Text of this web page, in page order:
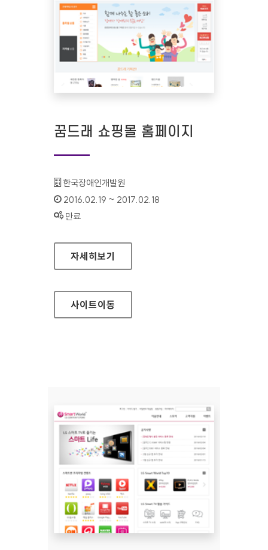
꿈드래 쇼핑몰 홈페이지
기관명 :
한국장애인개발원
인증기간 :
2016.02.19 ~ 2017.02.18
상태 :
만료
꿈드래 쇼핑몰 홈페이지
자세히보기
사이트이동